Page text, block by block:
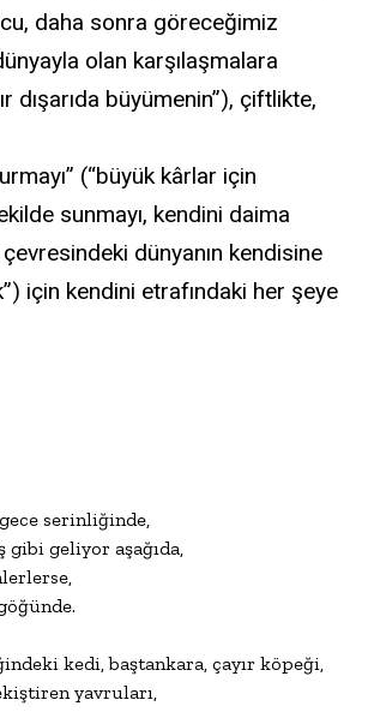
daha sonra göreceğimiz
olan karşılaşmalara
dışarıda büyümenin”), çiftlikte,
(“büyük kârlar için
sunmayı, kendini daima
dünyanın kendisine
için kendini etrafındaki her şeye
serinliğinde,
gibi geliyor aşağıda,
kedi, baştankara, çayır köpeği,
yavruları,